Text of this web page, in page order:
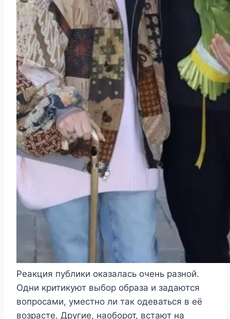
Реакция публики оказалась очень разной.
Одни критикуют выбор образа и задаются
вопросами, уместно ли так одеваться в её
возрасте. Другие, наоборот, встают на